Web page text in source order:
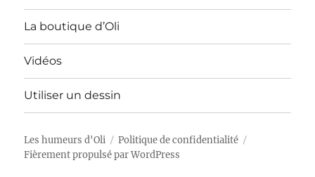
La boutique d’Oli
Vidéos
Utiliser un dessin
Les humeurs d'Oli
Politique de confidentialité
Fièrement propulsé par WordPress